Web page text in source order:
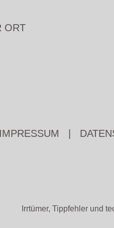
ORT
IMPRESSUM
Irrtümer, Tippfehler und